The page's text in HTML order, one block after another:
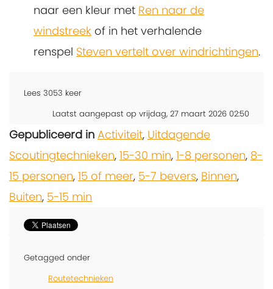
naar een kleur met Ren naar de
windstreek of in het verhalende
renspel Steven vertelt over windrichtingen.
Lees 3053 keer
Laatst aangepast op vrijdag, 27 maart 2026 02:50
Gepubliceerd in Activiteit, Uitdagende
Scoutingtechnieken, 15-30 min, 1-8 personen, 8-
15 personen, 15 of meer, 5-7 bevers, Binnen,
Buiten, 5-15 min
Getagged onder
Routetechnieken